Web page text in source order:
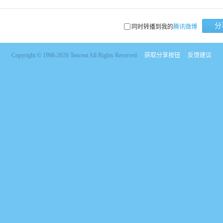
同时转播到我的腾讯微博 分
Copyright © 1998-2026 Tencent All Rights Reserved 获取分享按钮 反馈建议